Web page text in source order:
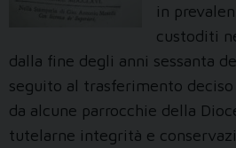
in
custoditi
dalla fine degli anni sessanta
seguito al trasferimento
da alcune parrocchie della
tutelarne integrità e